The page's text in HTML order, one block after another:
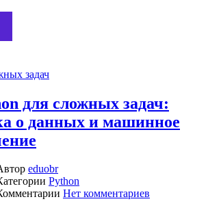
для сложных задач:
о данных и машинное
eduobr
Python
Нет комментариев